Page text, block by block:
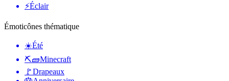
⚡Éclair
Émoticônes thématique
☀️Été
⛏🧱Minecraft
🚩Drapeaux